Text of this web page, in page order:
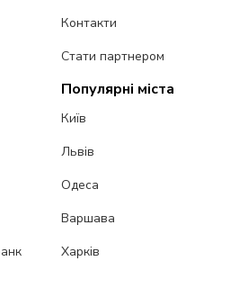
Контакти
Стати партнером
Популярні міста
Київ
Львів
Одеса
Варшава
Харків